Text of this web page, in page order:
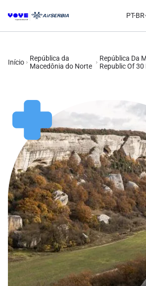
PT-BR
Início
República da
Macedônia do Norte
República Da
Republic Of 30